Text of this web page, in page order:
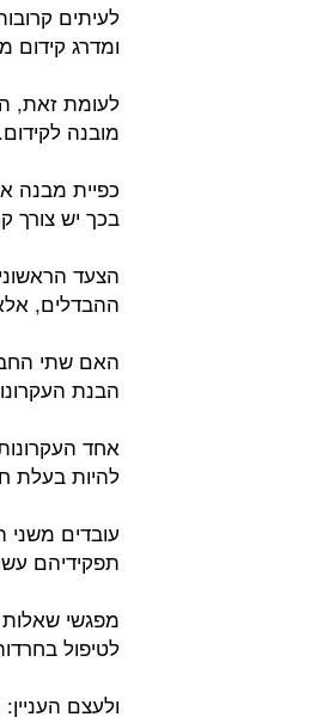
לעיתים
ומדרג קידום
לעומת זאת,
מובנה לקידום.
כפיית מבנה
בכך יש צורך
הצעד
ההבדלים,
האם שתי
הבנת
אחד
להיות בעלת
עובדים משני
תפקידיהם
מפגשי שאלות
לטיפול
ולעצם